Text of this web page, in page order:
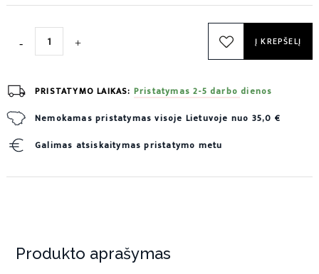
Į KREPŠELĮ
PRISTATYMO LAIKAS: Pristatymas 2-5 darbo dienos
Nemokamas pristatymas visoje Lietuvoje nuo 35,0 €
Galimas atsiskaitymas pristatymo metu
Produkto aprašymas